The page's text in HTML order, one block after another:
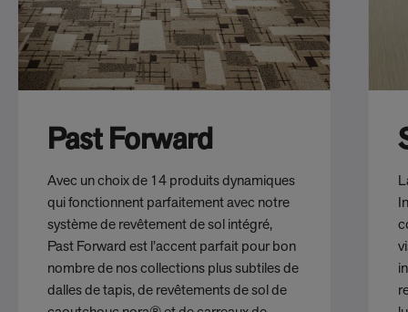
Past Forward
Avec un choix de 14 produits dynamiques
qui fonctionnent parfaitement avec notre
système de revêtement de sol intégré,
Past Forward est l’accent parfait pour bon
nombre de nos collections plus subtiles de
dalles de tapis, de revêtements de sol de